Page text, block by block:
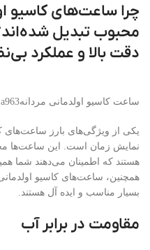
چرا ساعت‌های کاسیو
محبوب تبدیل
دقت بالا و عملکرد
ساعت کاسیو اولدمانی مردانهCasio a963
یکی از ویژگی‌های بارز ساعت‌های
نمایش زمان است. این ساعت‌ها
هستند که اطمینان می‌دهند شما
همچنین، ساعت‌های کاسیو
بسیار مناسب و ایده آل هستند.
مقاومت در برابر آب